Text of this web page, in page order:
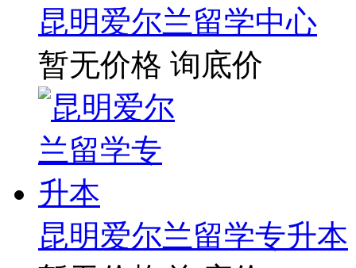
昆明爱尔兰留学中心
暂无价格 询底价
昆明爱尔兰留学专升本